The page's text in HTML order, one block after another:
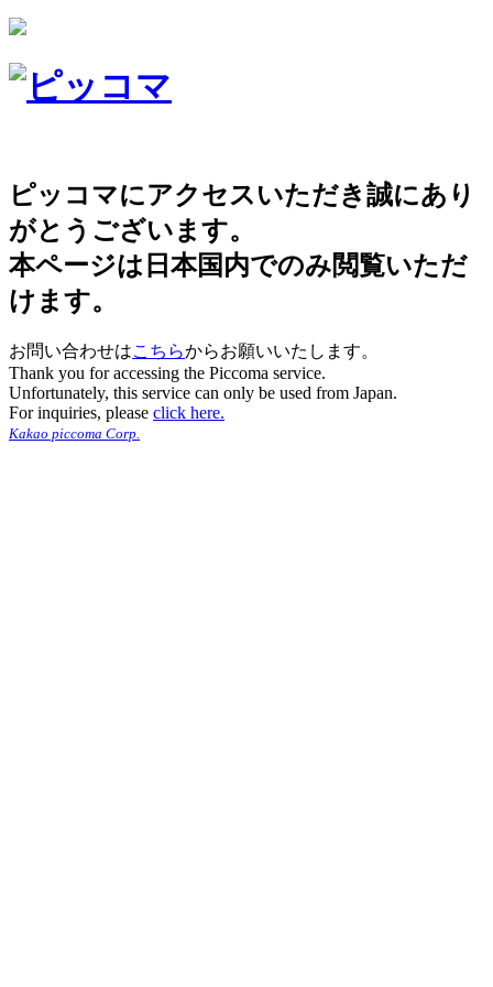
ピッコマにアクセスいただき誠にあり
がとうございます。
本ページは日本国内でのみ閲覧いただ
けます。
お問い合わせはこちらからお願いいたします。
Thank you for accessing the Piccoma service.
Unfortunately, this service can only be used from Japan.
For inquiries, please click here.
Kakao piccoma Corp.